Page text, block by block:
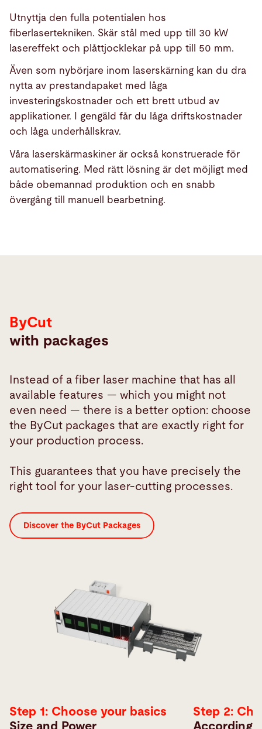
Utnyttja den fulla potentialen hos
fiberlasertekniken. Skär stål med upp till 30 kW
lasereffekt och plåttjocklekar på upp till 50 mm.
Även som nybörjare inom laserskärning kan du dra
nytta av prestandapaket med låga
investeringskostnader och ett brett utbud av
applikationer. I gengäld får du låga driftskostnader
och låga underhållskrav.
Våra laserskärmaskiner är också konstruerade för
automatisering. Med rätt lösning är det möjligt med
både obemannad produktion och en snabb
övergång till manuell bearbetning.
Produkte
ByCut
with packages
Instead of a fiber laser machine that has all
available features — which you might not
even need — there is a better option: choose
the ByCut packages that are exactly right for
your production process.
This guarantees that you have precisely the
right tool for your laser-cutting processes.
Discover the ByCut Packages
Step 1: Choose your basics
Step 2: